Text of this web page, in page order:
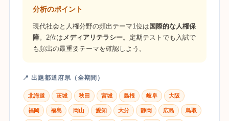
分析のポイント
現代社会と人権分野の頻出テーマ1位は国際的な人権保
障。2位は メディアリテラシー。定期テストでも入試で
も頻出の最重要テーマを確認しよう。
📍 出題都道府県（全期間）
北海道 茨城 秋田 宮城 島根 岐阜 大阪
福岡 福島 岡山 愛知 大分 静岡 広島 鳥取